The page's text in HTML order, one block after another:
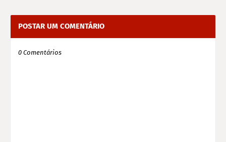
POSTAR UM COMENTÁRIO
0 Comentários